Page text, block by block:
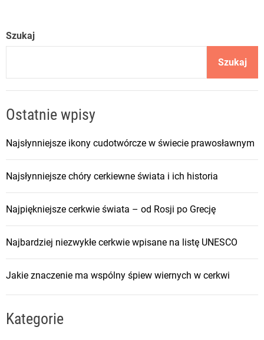
Szukaj
Szukaj
Ostatnie wpisy
Najsłynniejsze ikony cudotwórcze w świecie prawosławnym
Najsłynniejsze chóry cerkiewne świata i ich historia
Najpiękniejsze cerkwie świata – od Rosji po Grecję
Najbardziej niezwykłe cerkwie wpisane na listę UNESCO
Jakie znaczenie ma wspólny śpiew wiernych w cerkwi
Kategorie